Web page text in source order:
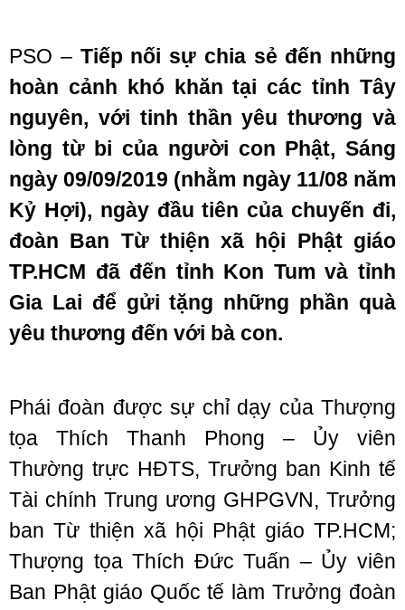
PSO – Tiếp nối sự chia sẻ đến những
hoàn cảnh khó khăn tại các tỉnh Tây
nguyên, với tinh thần yêu thương và
lòng từ bi của người con Phật, Sáng
ngày 09/09/2019 (nhằm ngày 11/08 năm
Kỷ Hợi), ngày đầu tiên của chuyến đi,
đoàn Ban Từ thiện xã hội Phật giáo
TP.HCM đã đến tỉnh Kon Tumvà tỉnh
Gia Lai để gửi tặng những phần quà
yêu thương đến với bà con.
Phái đoàn được sự chỉ dạy của Thượng
tọa Thích Thanh Phong – Ủy viên
Thường trực HĐTS, Trưởng ban Kinh tế
Tài chính Trung ương GHPGVN, Trưởng
ban Từ thiện xã hội Phật giáo TP.HCM;
Thượng tọa Thích Đức Tuấn – Ủy viên
Ban Phật giáo Quốc tế làm Trưởng đoàn